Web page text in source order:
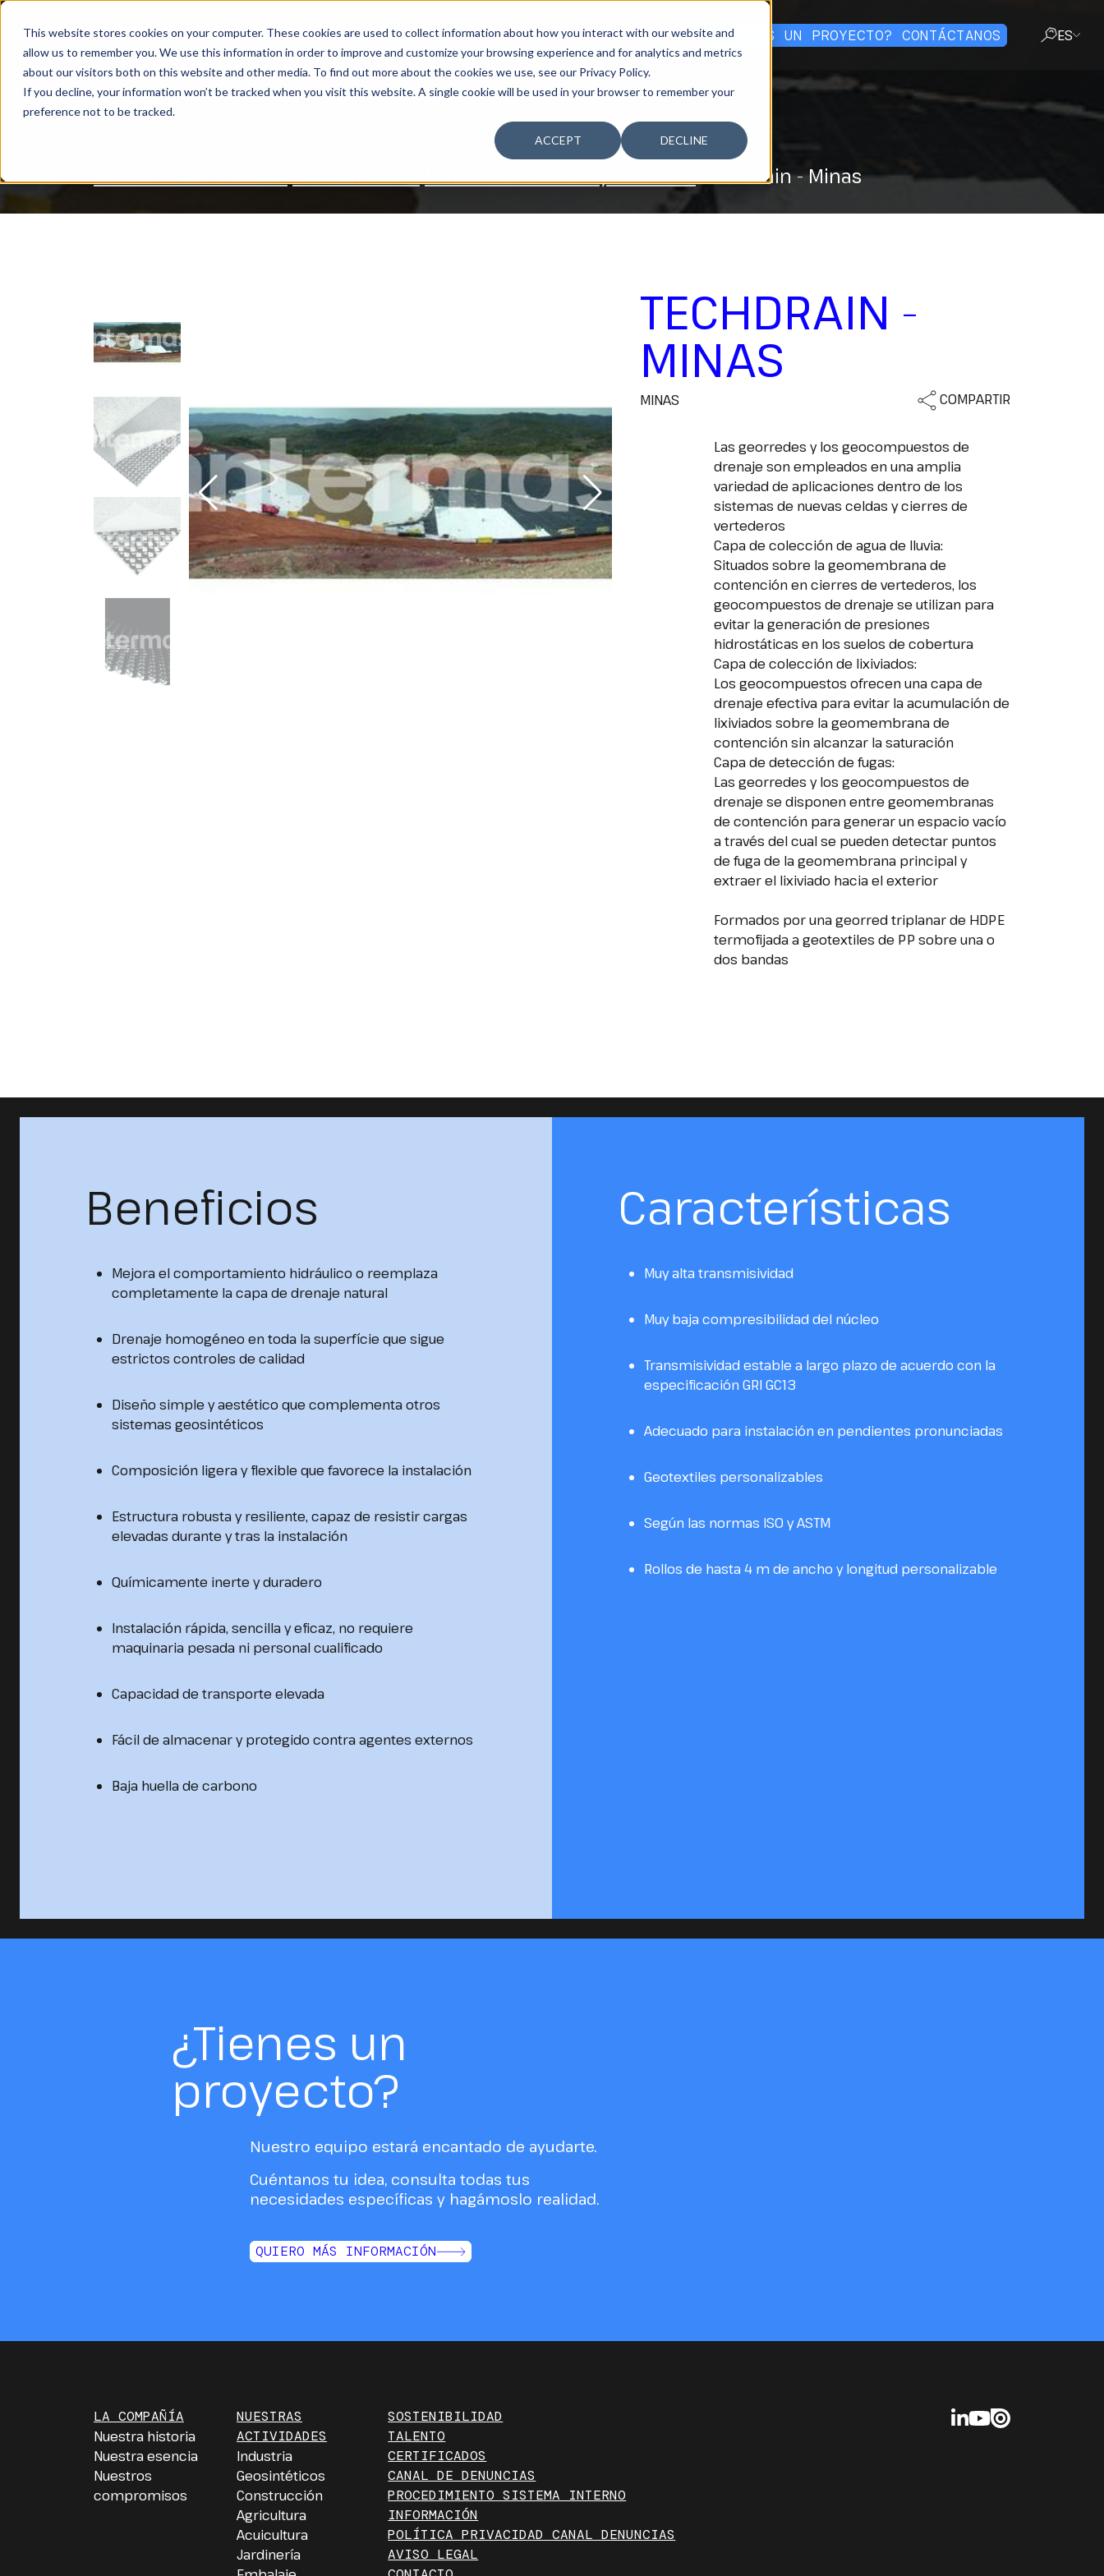
This website stores cookies on your computer. These cookies are used to collect information about how you interact with our website and
allow us to remember you. We use this information in order to improve and customize your browsing experience and for analytics and metrics
about our visitors both on this website and other media. To find out more about the cookies we use, see our Privacy Policy.
If you decline, your information won’t be tracked when you visit this website. A single cookie will be used in your browser to remember your
preference not to be tracked.
ACCEPT DECLINE
NUESTRAS ACTIVIDADES SOSTENIBILIDADLA COMPAÑÍA TALENTO ¿TIENES UN PROYECTO? CONTÁCTANOS ES
BUSCAR
Nuestras actividadesGeosintéticosMinería sostenible y eficienteTechdrain - Minas
TECHDRAIN -
MINAS
MINAS COMPARTIR
Las georredes y los geocompuestos de
drenaje son empleados en una amplia
variedad de aplicaciones dentro de los
sistemas de nuevas celdas y cierres de
vertederos
Capa de colección de agua de lluvia:
Situados sobre la geomembrana de
contención en cierres de vertederos, los
geocompuestos de drenaje se utilizan para
evitar la generación de presiones
hidrostáticas en los suelos de cobertura
Capa de colección de lixiviados:
Los geocompuestos ofrecen una capa de
drenaje efectiva para evitar la acumulación de
lixiviados sobre la geomembrana de
contención sin alcanzar la saturación
Capa de detección de fugas:
Las georredes y los geocompuestos de
drenaje se disponen entre geomembranas
de contención para generar un espacio vacío
a través del cual se pueden detectar puntos
de fuga de la geomembrana principal y
extraer el lixiviado hacia el exterior
Formados por una georred triplanar de HDPE
termofijada a geotextiles de PP sobre una o
dos bandas
Beneficios
Mejora el comportamiento hidráulico o reemplaza
completamente la capa de drenaje natural
Drenaje homogéneo en toda la superfície que sigue
estrictos controles de calidad
Diseño simple y aestético que complementa otros
sistemas geosintéticos
Composición ligera y flexible que favorece la instalación
Estructura robusta y resiliente, capaz de resistir cargas
elevadas durante y tras la instalación
Químicamente inerte y duradero
Instalación rápida, sencilla y eficaz, no requiere
maquinaria pesada ni personal cualificado
Capacidad de transporte elevada
Fácil de almacenar y protegido contra agentes externos
Baja huella de carbono
Características
Muy alta transmisividad
Muy baja compresibilidad del núcleo
Transmisividad estable a largo plazo de acuerdo con la
especificación GRI GC13
Adecuado para instalación en pendientes pronunciadas
Geotextiles personalizables
Según las normas ISO y ASTM
Rollos de hasta 4 m de ancho y longitud personalizable
¿Tienes un
proyecto?
Nuestro equipo estará encantado de ayudarte.
Cuéntanos tu idea, consulta todas tus
necesidades específicas y hagámoslo realidad.
QUIERO MÁS INFORMACIÓN
LA COMPAÑÍA
Nuestra historia
Nuestra esencia
Nuestros
compromisos
NUESTRAS
ACTIVIDADES
Industria
Geosintéticos
Construcción
Agricultura
Acuicultura
Jardinería
SOSTENIBILIDAD
TALENTO
CERTIFICADOS
CANAL DE DENUNCIAS
PROCEDIMIENTO SISTEMA INTERNO
INFORMACIÓN
POLÍTICA PRIVACIDAD CANAL DENUNCIAS
AVISO LEGAL